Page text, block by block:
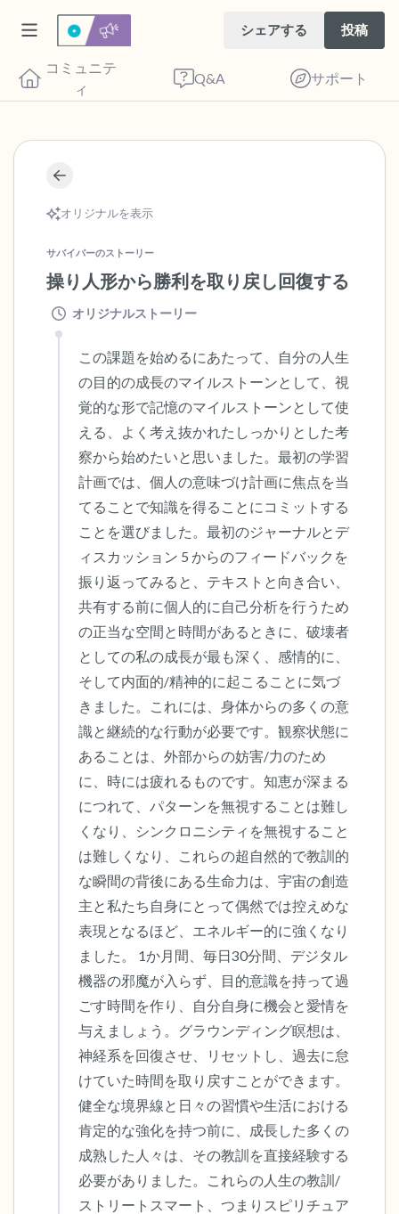
シェアする 投稿
コミュニテ
ィ
Q&A サポート
オリジナルを表示
サバイバーのストーリー
操り人形から勝利を取り戻し回復する
オリジナルストーリー
この課題を始めるにあたって、自分の人生
の目的の成長のマイルストーンとして、視
覚的な形で記憶のマイルストーンとして使
える、よく考え抜かれたしっかりとした考
察から始めたいと思いました。最初の学習
計画では、個人の意味づけ計画に焦点を当
てることで知識を得ることにコミットする
ことを選びました。最初のジャーナルとデ
ィスカッション 5 からのフィードバックを
振り返ってみると、テキストと向き合い、
共有する前に個人的に自己分析を行うため
の正当な空間と時間があるときに、破壊者
としての私の成長が最も深く、感情的に、
そして内面的/精神的に起こることに気づ
きました。これには、身体からの多くの意
識と継続的な行動が必要です。観察状態に
あることは、外部からの妨害/力のため
に、時には疲れるものです。知恵が深まる
につれて、パターンを無視することは難し
くなり、シンクロニシティを無視すること
は難しくなり、これらの超自然的で教訓的
な瞬間の背後にある生命力は、宇宙の創造
主と私たち自身にとって偶然では控えめな
表現となるほど、エネルギー的に強くなり
ました。 1か月間、毎日30分間、デジタル
機器の邪魔が入らず、目的意識を持って過
ごす時間を作り、自分自身に機会と愛情を
与えましょう。グラウンディング瞑想は、
神経系を回復させ、リセットし、過去に怠
けていた時間を取り戻すことができます。
健全な境界線と日々の習慣や生活における
肯定的な強化を持つ前に、成長した多くの
成熟した人々は、その教訓を直接経験する
必要がありました。これらの人生の教訓/
ストリートスマート、つまりスピリチュア
座り心地の良い場所を見つけてください。
から息を吸い（3つ数え）、口から息を吐
きます（3つ数え）。さあ、目を開けて周
りを見回してください。以下のことを声に
出して言ってみてください。
見えるもの5つ（部屋の中と窓の外を見る
ことができます）
感じるもの4つ（目の前にあるもので触れ
るものは何ですか？）
聞こえるもの3つ
匂いを嗅ぐもの2つ
自分の好きなところ1つ。
最後に深呼吸をしましょう。